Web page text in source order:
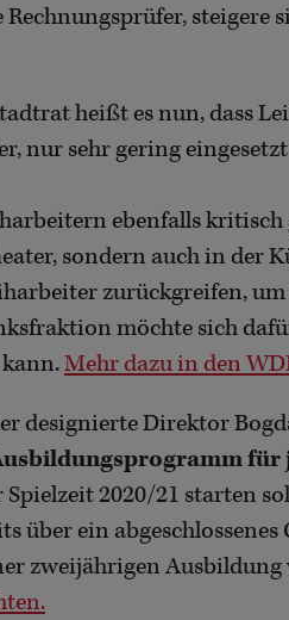
steigere
heißt es nun, dass
nur sehr gering
ebenfalls kritisch
sondern auch in der
zurückgreifen,
möchte sich
Mehr dazu in den
designierte Direktor
für
Spielzeit 2020/21 starten
über ein
zweijährigen